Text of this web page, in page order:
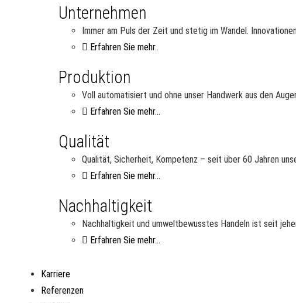
Unternehmen
Immer am Puls der Zeit und stetig im Wandel.
Erfahren Sie mehr..
Produktion
Voll automatisiert und ohne unser Handwerk aus den
Erfahren Sie mehr...
Qualität
Qualität, Sicherheit, Kompetenz – seit über 60 Jahren
Erfahren Sie mehr...
Nachhaltigkeit
Nachhaltigkeit und umweltbewusstes Handeln ist seit
Erfahren Sie mehr...
Karriere
Referenzen